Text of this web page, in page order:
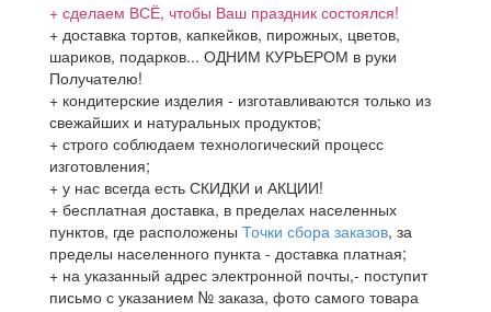
+ сделаем ВСЁ, чтобы Ваш праздник состоялся!
+ доставка тортов, капкейков, пирожных, цветов,
шариков, подарков... ОДНИМ КУРЬЕРОМ в руки
Получателю!
+ кондитерские изделия - изготавливаются только из
свежайших и натуральных продуктов;
+ строго соблюдаем технологический процесс
изготовления;
+ у нас всегда есть СКИДКИ и АКЦИИ!
+ бесплатная доставка, в пределах населенных
пунктов, где расположены Точки сбора заказов, за
пределы населенного пункта - доставка платная;
+ на указанный адрес электронной почты,- поступит
письмо с указанием № заказа, фото самого товара